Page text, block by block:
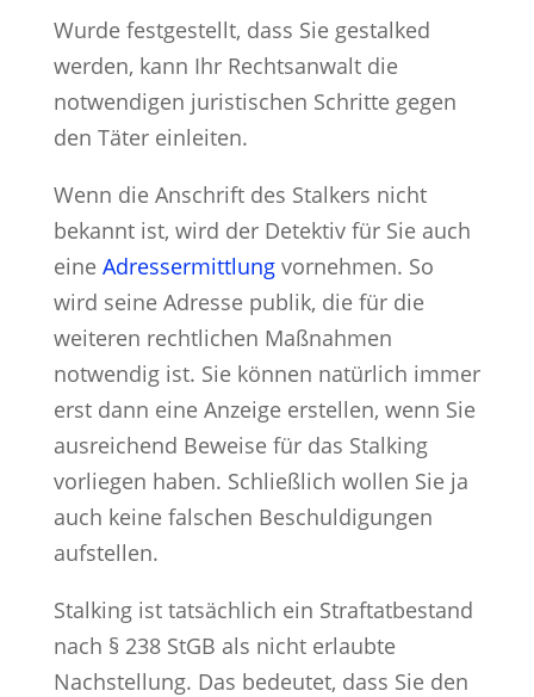
Wurde festgestellt, dass Sie gestalked
werden, kann Ihr Rechtsanwalt die
notwendigen juristischen Schritte gegen
den Täter einleiten.
Wenn die Anschrift des Stalkers nicht
bekannt ist, wird der Detektiv für Sie auch
eine Adressermittlungvornehmen. So
wird seine Adresse publik, die für die
weiteren rechtlichen Maßnahmen
notwendig ist. Sie können natürlich immer
erst dann eine Anzeige erstellen, wenn Sie
ausreichend Beweise für das Stalking
vorliegen haben. Schließlich wollen Sie ja
auch keine falschen Beschuldigungen
aufstellen.
Stalking ist tatsächlich ein Straftatbestand
nach § 238 StGB als nicht erlaubte
Nachstellung. Das bedeutet, dass Sie den